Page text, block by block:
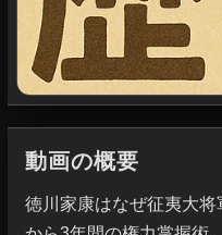
動画の概要
徳川家康はなぜ征夷大